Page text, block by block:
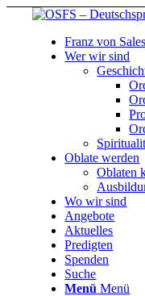
Franz von Sales
Wer wir sind
Oblate werden
Oblaten
Wo wir sind
Angebote
Aktuelles
Predigten
Spenden
Suche
Menü Menü